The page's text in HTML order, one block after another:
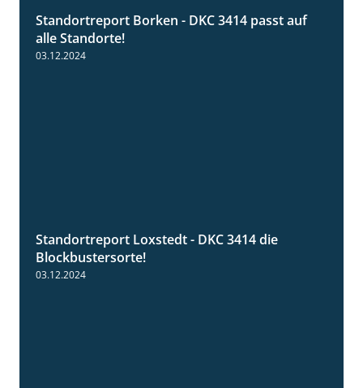
1:23
Standortreport Borken - DKC 3414 passt auf
alle Standorte!
03.12.2024
1:06
Standortreport Loxstedt - DKC 3414 die
Blockbustersorte!
03.12.2024